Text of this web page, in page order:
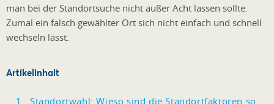
man bei der Standortsuche nicht außer Acht lassen sollte.
Zumal ein falsch gewählter Ort sich nicht einfach und schnell
wechseln lässt.
Artikelinhalt
Standortwahl: Wieso sind die Standortfaktoren so